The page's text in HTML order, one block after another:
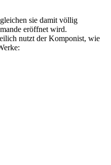
sie damit völlig
eröffnet wird.
nutzt der Komponist, wie